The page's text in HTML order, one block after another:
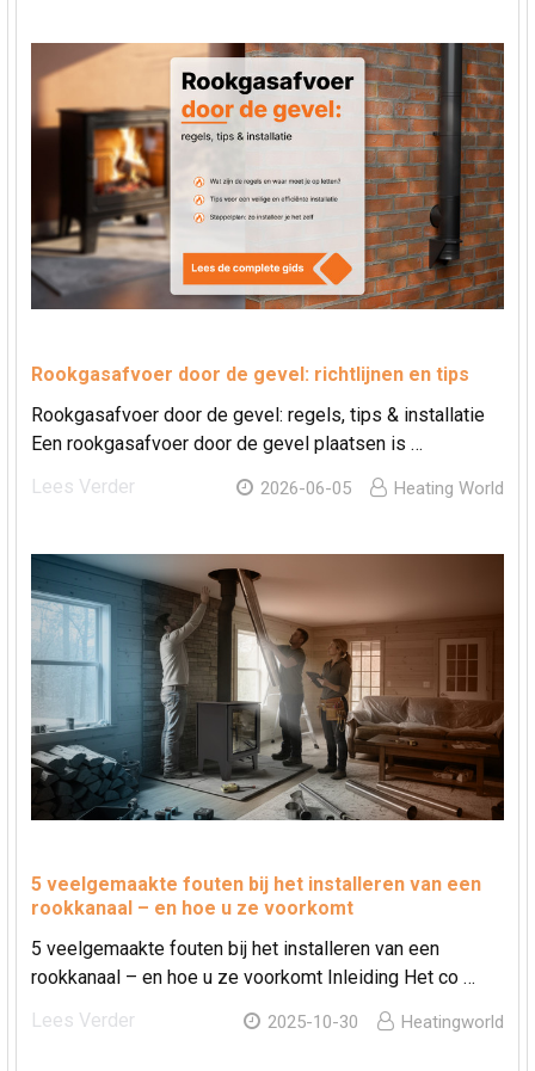
Rookgasafvoer door de gevel: richtlijnen en tips
Rookgasafvoer door de gevel: regels, tips & installatie
Een rookgasafvoer door de gevel plaatsen is …
Lees Verder
2026-06-05 Heating World
5 veelgemaakte fouten bij het installeren van een
rookkanaal – en hoe u ze voorkomt
5 veelgemaakte fouten bij het installeren van een
rookkanaal – en hoe u ze voorkomt Inleiding Het co …
Lees Verder
2025-10-30 Heatingworld